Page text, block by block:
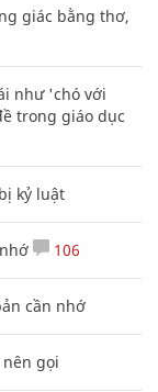
giác bằng thơ,
như 'chó với
trong giáo dục
kỷ luật
106
cần nhớ
gọi